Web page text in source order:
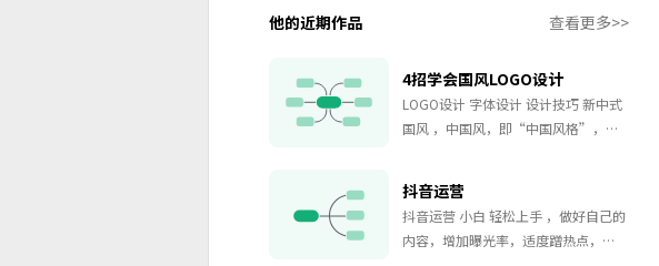
他的近期作品 查看更多>>
4招学会国风LOGO设计
LOGO设计 字体设计 设计技巧 新中式
国风 ，中国风，即“中国风格”，是
艺术形式或生活方式。
抖音运营
抖音运营 小白 轻松上手 ，做好自己的
内容，增加曝光率，适度蹭热点，偶